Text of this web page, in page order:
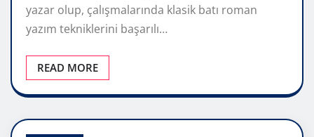
yazar olup, çalışmalarında klasik batı roman
yazım tekniklerini başarılı…
READ MORE